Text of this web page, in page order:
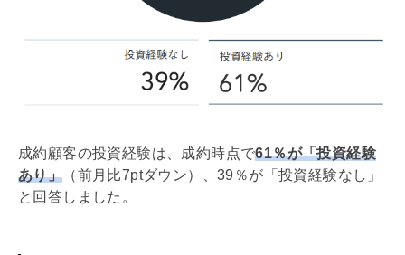
成約顧客の投資経験は、成約時点で61％が「投資経験
あり」 （前月比7ptダウン）、39％が「投資経験なし」
と回答しました。